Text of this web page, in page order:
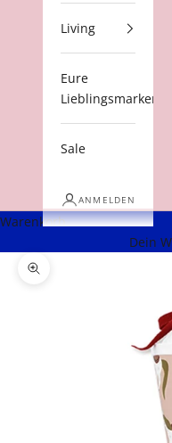
Living
Eure
Lieblingsmarken
Sale
ANMELDEN
Warenkorb
Dein
Bild vergrößern